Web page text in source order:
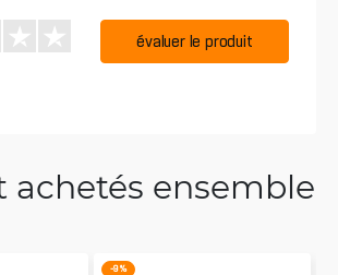
évaluer le produit
achetés ensemble
-9 %